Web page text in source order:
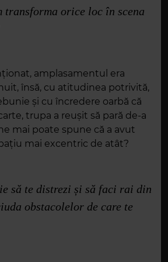
transforma orice loc în scena
amplasamentul era
însă, cu atitudinea potrivită,
și cu încredere oarbă că
trupa a reușit să pară de-a
mai poate spune că a avut
mai excentric de atât?
să te distrezi și să faci rai din
obstacolelor de care te